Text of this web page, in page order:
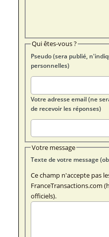
Qui êtes-vous ?
Pseudo (sera publié,
personnelles)
Votre adresse email (ne
de recevoir les réponses)
Votre message
Texte
Ce champ n'accepte pas
FranceTransactions.com
officiels).